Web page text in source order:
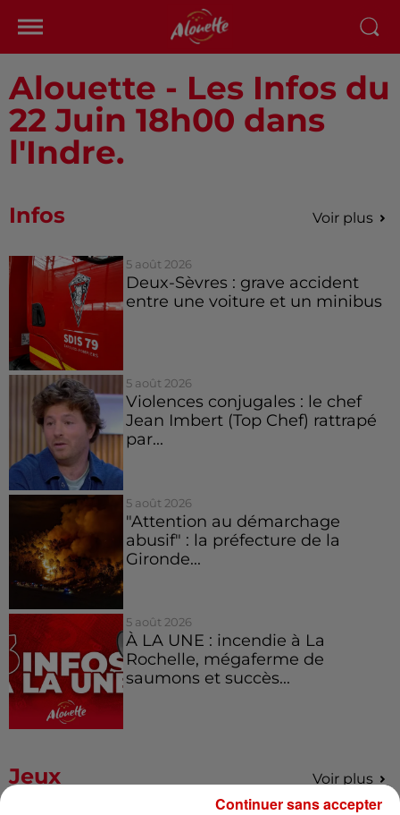
Alouette - Les Infos du
22 Juin 18h00 dans
l'Indre.
Infos Voir plus
5 août 2026
Deux-Sèvres : grave accident
entre une voiture et un minibus
5 août 2026
Violences conjugales : le chef
Jean Imbert (Top Chef) rattrapé
par...
5 août 2026
"Attention au démarchage
abusif" : la préfecture de la
Gironde...
5 août 2026
À LA UNE : incendie à La
Rochelle, mégaferme de
saumons et succès...
Jeux Voir plus
Continuer sans accepter